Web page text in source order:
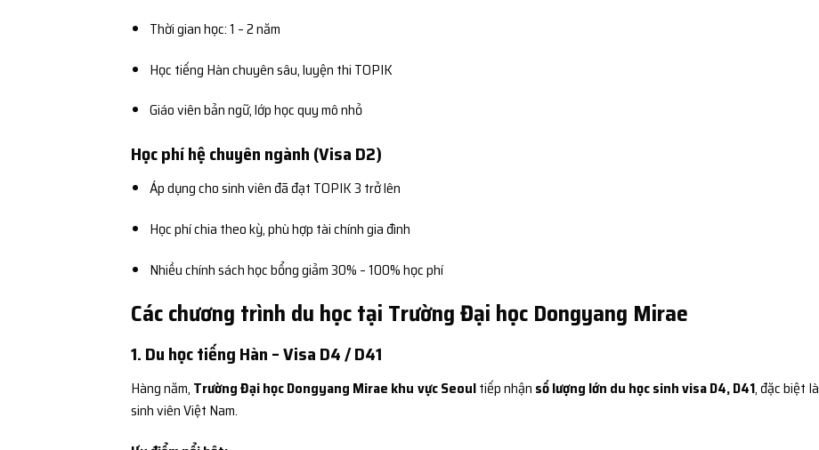
Thời gian học: 1 – 2 năm
Học tiếng Hàn chuyên sâu, luyện thi TOPIK
Giáo viên bản ngữ, lớp học quy mô nhỏ
Học phí hệ chuyên ngành (Visa D2)
Áp dụng cho sinh viên đã đạt TOPIK 3 trở lên
Học phí chia theo kỳ, phù hợp tài chính gia đình
Nhiều chính sách học bổng giảm 30% – 100% học phí
Các chương trình du học tại Trường Đại học Dongyang Mirae
1. Du học tiếng Hàn – Visa D4 / D41
Hàng năm, Trường Đại học Dongyang Mirae khu vực Seoultiếp nhận số lượng lớn du học sinh visa D4, D41, đặc biệt là
sinh viên Việt Nam.